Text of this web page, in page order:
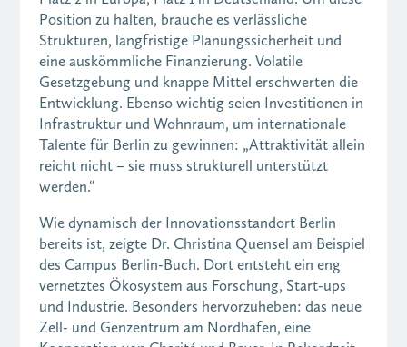
Position zu halten, brauche es verlässliche
Strukturen, langfristige Planungssicherheit und
eine auskömmliche Finanzierung. Volatile
Gesetzgebung und knappe Mittel erschwerten die
Entwicklung. Ebenso wichtig seien Investitionen in
Infrastruktur und Wohnraum, um internationale
Talente für Berlin zu gewinnen: „Attraktivität allein
reicht nicht – sie muss strukturell unterstützt
werden.“
Wie dynamisch der Innovationsstandort Berlin
bereits ist, zeigte Dr. Christina Quensel am Beispiel
des Campus Berlin-Buch. Dort entsteht ein eng
vernetztes Ökosystem aus Forschung, Start-ups
und Industrie. Besonders hervorzuheben: das neue
Zell- und Genzentrum am Nordhafen, eine